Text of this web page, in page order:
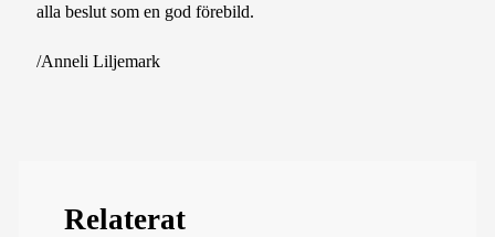
alla beslut som en god förebild.
/Anneli Liljemark
Relaterat